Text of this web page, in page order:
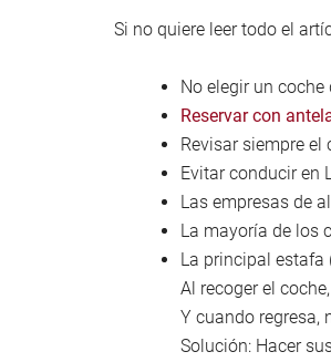
Si no quiere leer todo el
No elegir un
Reservar con
Revisar siempre
Evitar conducir en
Las empresas de
La mayoría de los
La principal estafa
Al recoger el
Y cuando regresa,
Solución: Hacer